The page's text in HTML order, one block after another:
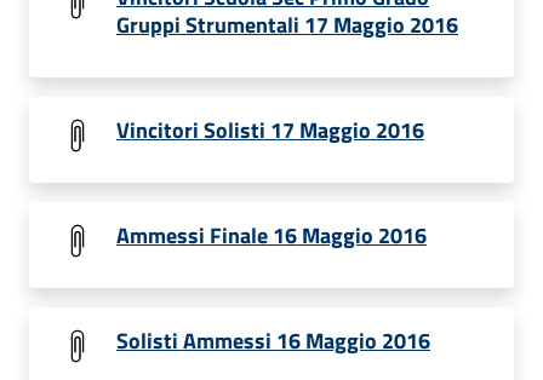
Gruppi Strumentali 17 Maggio 2016
Vincitori Solisti 17 Maggio 2016
Ammessi Finale 16 Maggio 2016
Solisti Ammessi 16 Maggio 2016